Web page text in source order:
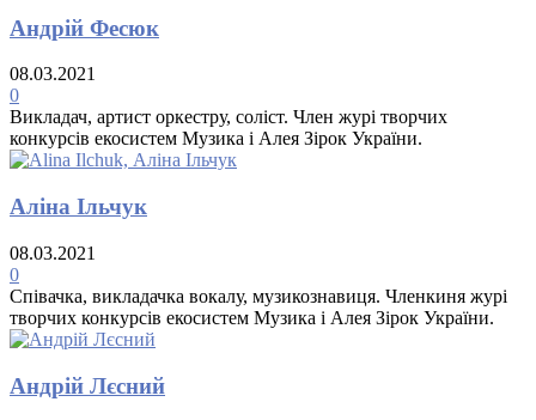
Андрій Фесюк
08.03.2021
0
Викладач, артист оркестру, соліст. Член журі творчих
конкурсів екосистем Музика і Алея Зірок України.
Аліна Ільчук
08.03.2021
0
Співачка, викладачка вокалу, музикознавиця. Членкиня журі
творчих конкурсів екосистем Музика і Алея Зірок України.
Андрій Лєсний